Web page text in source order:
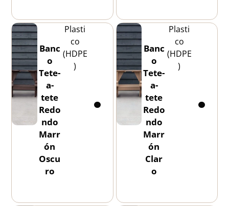
Banc
o
Tete-
a-
tete
Redo
ndo
Marr
ón
Oscu
ro
Plasti
co
(HDPE
)
Banc
o
Tete-
a-
tete
Redo
ndo
Marr
ón
Clar
o
Plasti
co
(HDPE
)